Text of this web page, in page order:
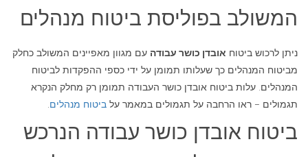
המשולב בפוליסת ביטוח מנהלים
ניתן לרכוש ביטוח אובדן כושר עבודה עם מגוון מאפיינים המשולב כחלק
מביטוח המנהלים כך שעלותו תמומן על ידי כספי ההפקדות לביטוח
המנהלים. עלות ביטוח אובדן כושר העבודה תמומן רק מחלק הנקרא
תגמולים – ראו הרחבה על תגמולים במאמר על ביטוח מנהלים
ביטוח אובדן כושר עבודה הנרכש